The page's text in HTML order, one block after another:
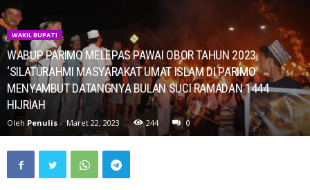
WAKIL BUPATI
WABUP PARIMO MELEPAS PAWAI OBOR TAHUN 2023
‘SILATURAHMI MASYARAKAT UMAT ISLAM DI PARIMO
MENYAMBUT DATANGNYA BULAN SUCI RAMADAN 1444
HIJRIAH
Oleh Penulis - Maret 22, 2023 244 0